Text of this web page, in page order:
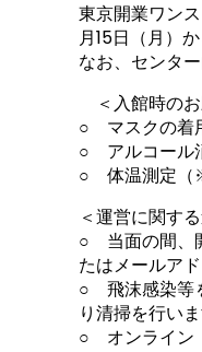
東京開業ワン
月15日（月）
なお、センタ
＜入館時のお
○ マスクの着
○ アルコール
○ 体温測定（
＜運営に関す
○ 当面の間、
たはメールア
○ 飛沫感染等
り清掃を行いま
○ オンライン